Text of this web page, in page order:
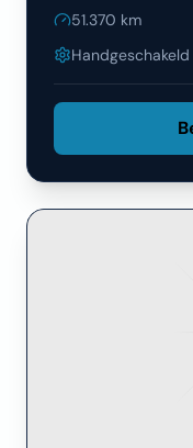
51.370 km
Handgeschakeld